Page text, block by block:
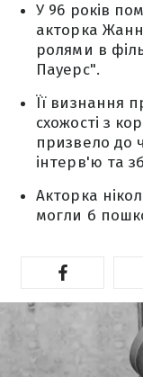
У 96 років
акторка
ролями в
Пауерс".
Її визнання
схожості з
призвело до
інтерв'ю та
Акторка
могли б